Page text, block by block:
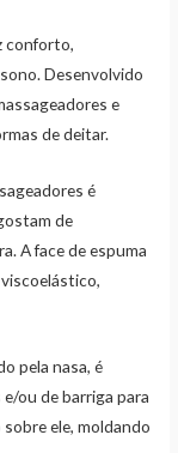
conforto,
Desenvolvido
e
de deitar.
é
de
A face de espuma
pela nasa, é
ou de barriga para
ele, moldando